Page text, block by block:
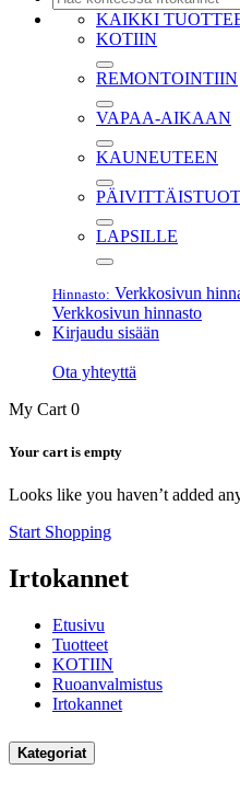
KAIKKI
KOTIIN
REMONTOINTIIN
VAPAA-AIKAAN
KAUNEUTEEN
LAPSILLE
Hinnasto: Verkkosivun
Verkkosivun hinnasto
Kirjaudu sisään
Ota yhteyttä
My Cart 0
Your cart is empty
Looks like you haven’t added
Start Shopping
Irtokannet
Etusivu
Tuotteet
KOTIIN
Ruoanvalmistus
Irtokannet
Kategoriat